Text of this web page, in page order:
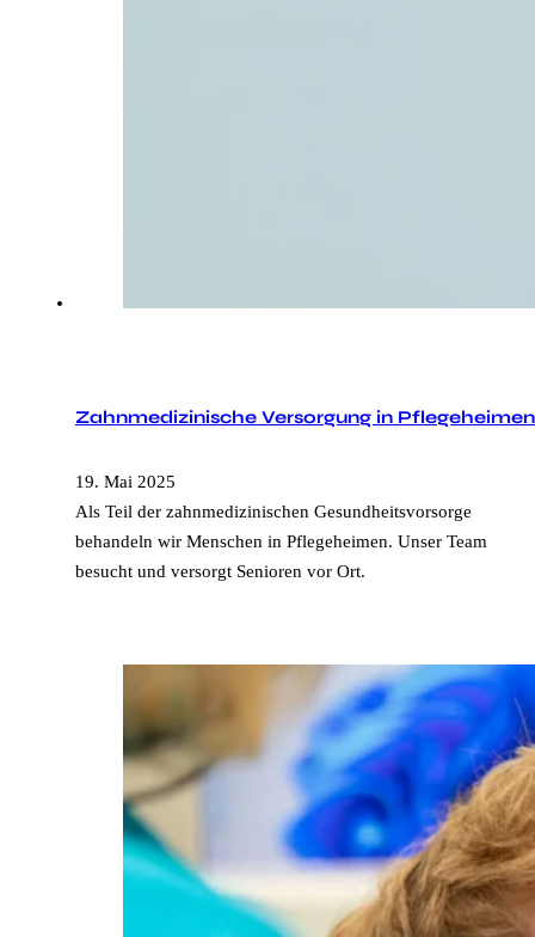
Zahnmedizinische Versorgung in Pflegeheimen
19. Mai 2025
Als Teil der zahnmedizinischen Gesundheitsvorsorge
behandeln wir Menschen in Pflegeheimen. Unser Team
besucht und versorgt Senioren vor Ort.